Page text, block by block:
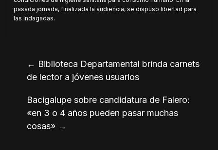
pasada jornada, finalizada la audiencia, se dispuso libertad para
las Indagadas.
← Biblioteca Departamental brinda carnets
de lector a jóvenes usuarios
Bacigalupe sobre candidatura de Falero:
«en 3 o 4 años pueden pasar muchas
cosas» →